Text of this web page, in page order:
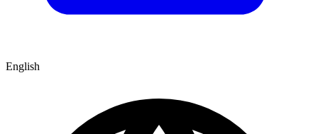
English